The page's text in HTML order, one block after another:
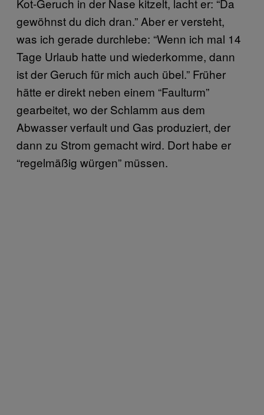
gewöhnst du dich dran.” Aber er versteht,
was ich gerade durchlebe: “Wenn ich mal 14
Tage Urlaub hatte und wiederkomme, dann
ist der Geruch für mich auch übel.” Früher
hätte er direkt neben einem “Faulturm”
gearbeitet, wo der Schlamm aus dem
Abwasser verfault und Gas produziert, der
dann zu Strom gemacht wird. Dort habe er
“regelmäßig würgen” müssen.